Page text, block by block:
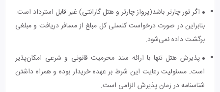
اگر تور چارتر باشد(پرواز چارتر و هتل گارانتی) غیر قابل استرداد است.
بنابراین در صورت درخواست کنسلی کل مبلغ از مسافر دریافت و مبلغی
برگشت داده نمی‌شود.
پذیرش هتل تنها با ارائه سند محرمیت قانونی و شرعی امکان‌پذیر
است. مسئولیت رعایت این شرط بر عهده خریدار بوده و همراه داشتن
شناسنامه در زمان پذیرش الزامی است.